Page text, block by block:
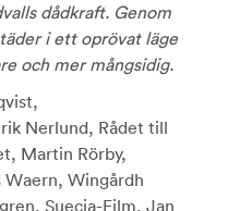
dådkraft. Genom
i ett oprövat läge
och mer mångsidig.
Nerlund, Rådet till
Martin Rörby,
Wingårdh
Suecia-Film, Jan